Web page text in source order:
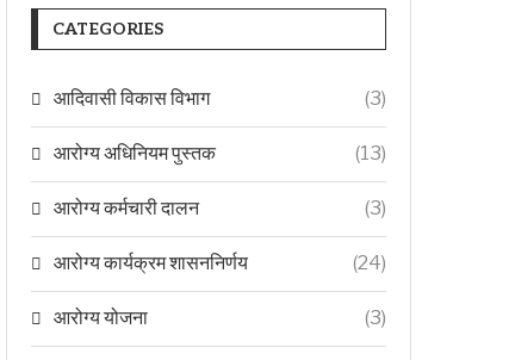
CATEGORIES
आदिवासी विकास विभाग (3)
आरोग्य अधिनियम पुस्तक (13)
आरोग्य कर्मचारी दालन (3)
आरोग्य कार्यक्रम शासननिर्णय (24)
आरोग्य योजना (3)